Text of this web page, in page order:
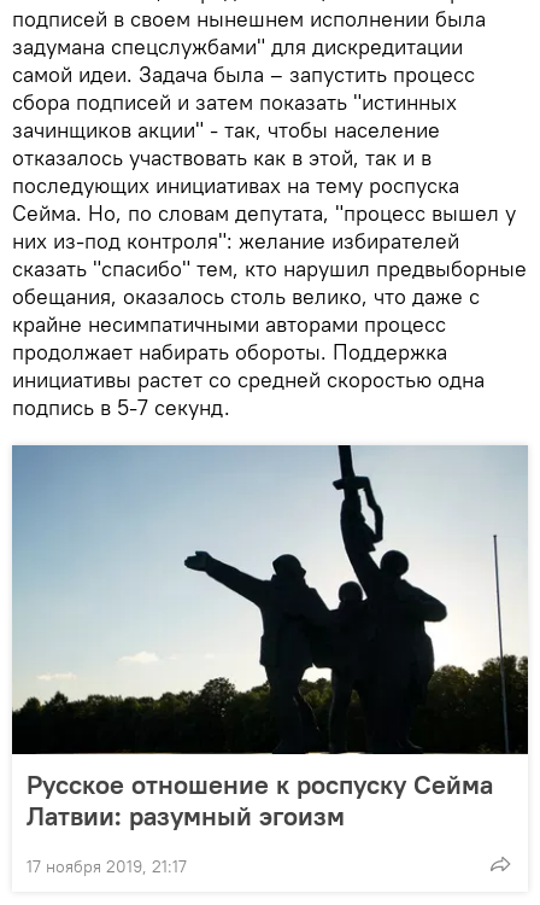
подписей в своем нынешнем исполнении была
задумана спецслужбами" для дискредитации
самой идеи. Задача была – запустить процесс
сбора подписей и затем показать "истинных
зачинщиков акции" - так, чтобы население
отказалось участвовать как в этой, так и в
последующих инициативах на тему роспуска
Сейма. Но, по словам депутата, "процесс вышел у
них из-под контроля": желание избирателей
сказать "спасибо" тем, кто нарушил предвыборные
обещания, оказалось столь велико, что даже с
крайне несимпатичными авторами процесс
продолжает набирать обороты. Поддержка
инициативы растет со средней скоростью одна
подпись в 5-7 секунд.
Русское отношение к роспуску Сейма
Латвии: разумный эгоизм
17 ноября 2019, 21:17